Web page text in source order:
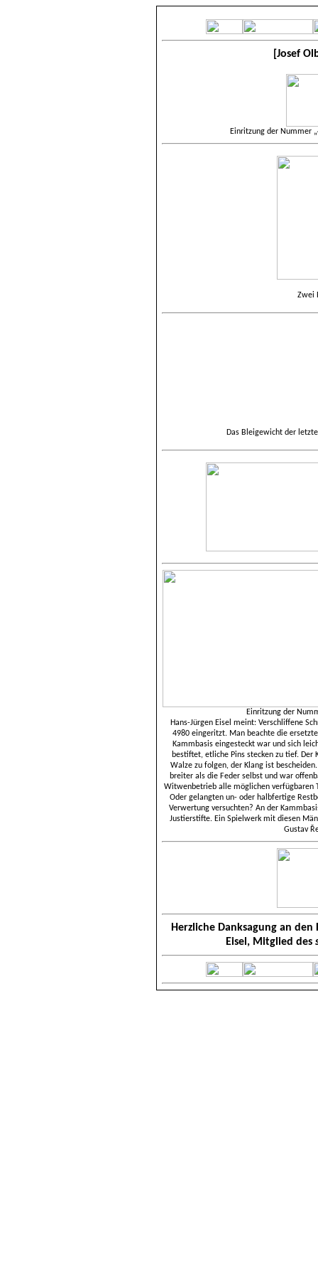
[Josef
Einritzung der Nummer „
Zwei
Das Bleigewicht der
Einritzung der
Hans-Jürgen Eise l meint: Verschliffene
4980 eingeritzt. Man beachte die
Kammbasis eingesteckt war und sich
bestiftet, etliche Pins stecken zu tief. Der
Walze zu folgen‎, der Klang ist
breiter als die Feder selbst und war
Witwenbetrieb alle möglichen verfügbaren
Oder gelangten un- oder halbfertige
Verwertung versuchten? An der
Justierstifte. Ein Spielwerk mit diesen
Gustav
Herzliche Danksagung an
Eisel, Mitglied des